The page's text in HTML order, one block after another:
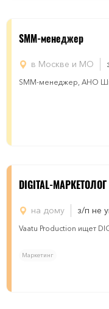
SMM-менеджер
в Москве и МО
SMM-менеджер, АНО
DIGITAL-
на дому з/п не
Vaatu Production ищет
Маркетинг